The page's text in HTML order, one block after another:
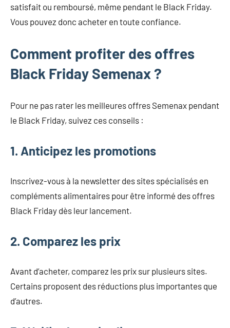
satisfait ou remboursé, même pendant le Black Friday.
Vous pouvez donc acheter en toute confiance.
Comment profiter des offres
Black Friday Semenax ?
Pour ne pas rater les meilleures offres Semenax pendant
le Black Friday, suivez ces conseils :
1. Anticipez les promotions
Inscrivez-vous à la newsletter des sites spécialisés en
compléments alimentaires pour être informé des offres
Black Friday dès leur lancement.
2. Comparez les prix
Avant d’acheter, comparez les prix sur plusieurs sites.
Certains proposent des réductions plus importantes que
d’autres.